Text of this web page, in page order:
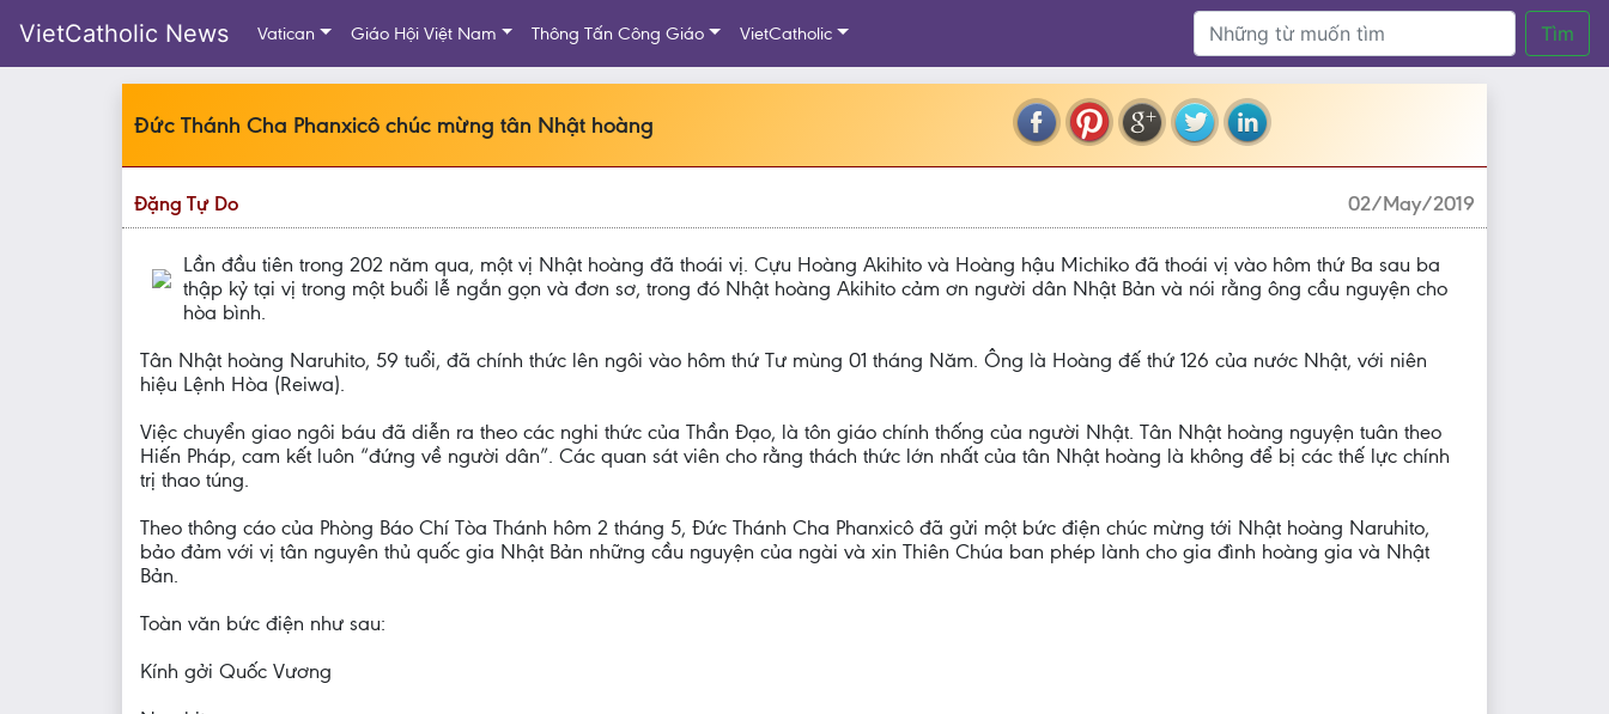
VietCatholic News Vatican Giáo Hội Việt Nam Thông Tấn Công Giáo VietCatholic Tìm
Đức Thánh Cha Phanxicô chúc mừng tân Nhật hoàng
Đặng Tự Do 02/May/2019
Lần đầu tiên trong 202 năm qua, một vị Nhật hoàng đã thoái vị. Cựu Hoàng Akihito và Hoàng hậu Michiko đã thoái vị vào hôm thứ Ba sau ba
thập kỷ tại vị trong một buổi lễ ngắn gọn và đơn sơ, trong đó Nhật hoàng Akihito cảm ơn người dân Nhật Bản và nói rằng ông cầu nguyện cho
hòa bình.
Tân Nhật hoàng Naruhito, 59 tuổi, đã chính thức lên ngôi vào hôm thứ Tư mùng 01 tháng Năm. Ông là Hoàng đế thứ 126 của nước Nhật, với niên
hiệu Lệnh Hòa (Reiwa).
Việc chuyển giao ngôi báu đã diễn ra theo các nghi thức của Thần Đạo, là tôn giáo chính thống của người Nhật. Tân Nhật hoàng nguyện tuân theo
Hiến Pháp, cam kết luôn “đứng về người dân”. Các quan sát viên cho rằng thách thức lớn nhất của tân Nhật hoàng là không để bị các thế lực chính
trị thao túng.
Theo thông cáo của Phòng Báo Chí Tòa Thánh hôm 2 tháng 5, Đức Thánh Cha Phanxicô đã gửi một bức điện chúc mừng tới Nhật hoàng Naruhito,
bảo đảm với vị tân nguyên thủ quốc gia Nhật Bản những cầu nguyện của ngài và xin Thiên Chúa ban phép lành cho gia đình hoàng gia và Nhật
Bản.
Toàn văn bức điện như sau:
Kính gởi Quốc Vương